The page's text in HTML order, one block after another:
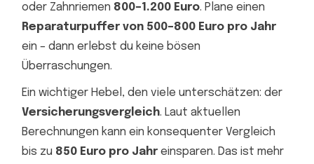
oder Zahnriemen 800–1.200 Euro. Plane einen
Reparaturpuffer von 500–800 Euro pro Jahr
ein – dann erlebst du keine bösen
Überraschungen.
Ein wichtiger Hebel, den viele unterschätzen: der
Versicherungsvergleich. Laut aktuellen
Berechnungen kann ein konsequenter Vergleich
bis zu 850 Euro pro Jahr einsparen. Das ist mehr